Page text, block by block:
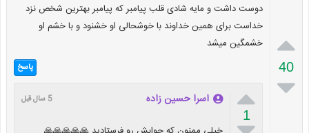

40

دوست داشت و مایه شادی قلب پیامبر که پیامبر بهترین شخص نزد
خداست برای همین خداوند با خوشحالی او خشنود و با خشم او
خشمگین میشد
پاسخ

1
اسرا حسین زاده 5 سال قبل